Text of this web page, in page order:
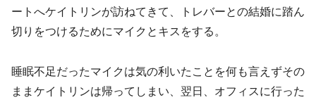
ートへケイトリンが訪ねてきて、トレバーとの結婚に踏ん
切りをつけるためにマイクとキスをする。
睡眠不足だったマイクは気の利いたことを何も言えずその
ままケイトリンは帰ってしまい、翌日、オフィスに行った